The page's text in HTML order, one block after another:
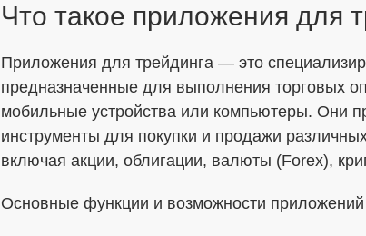
ОТПРАВИТЬ
Политикой в отношении
Даю Согласие на обработку
Что такое приложения для
Приложения для трейдинга — это
предназначенные для выполнения торговых
мобильные устройства или компьютеры. Они
инструменты для покупки и продажи
включая акции, облигации, валюты (Forex),
Основные функции и возможности приложений